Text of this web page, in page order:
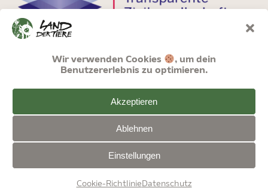
Wir verwenden Cookies
, um dein
Benutzererlebnis zu optimieren.
Akzeptieren
Ablehnen
Einstellungen
Cookie-Richtlinie Datenschutz
© Land der Tiere | Stiftung Tiernothilfe